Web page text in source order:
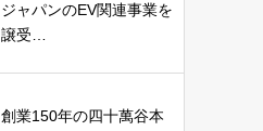
ジャパンのEV関連事業を
譲受…
創業150年の四十萬谷本